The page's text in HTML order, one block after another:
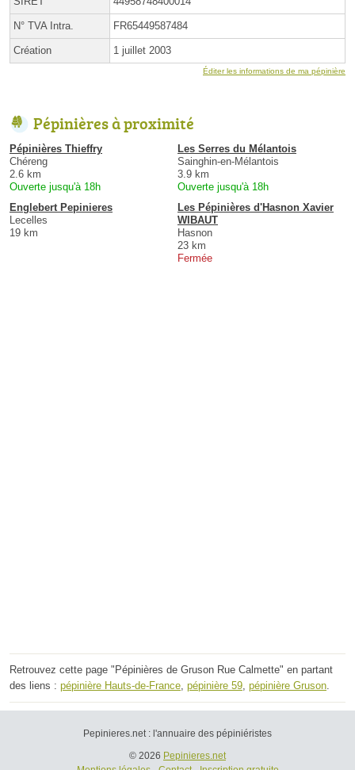
N° TVA Intra. FR65449587484
Création 1 juillet 2003
Éditer les informations de ma pépinière
Pépinières à proximité
Pépinières Thieffry
Chéreng
2.6 km
Ouverte jusqu'à 18h
Les Serres du Mélantois
Sainghin-en-Mélantois
3.9 km
Ouverte jusqu'à 18h
Englebert Pepinieres
Lecelles
19 km
Les Pépinières d'Hasnon Xavier
WIBAUT
Hasnon
23 km
Fermée
Retrouvez cette page "Pépinières de Gruson Rue Calmette" en partant
des liens : pépinière Hauts-de-France, pépinière 59, pépinière Gruson.
Pepinieres.net : l'annuaire des pépiniéristes
© 2026 Pepinieres.net